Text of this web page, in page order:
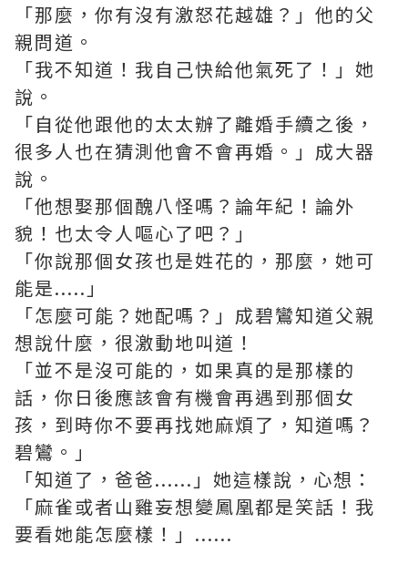
「那麼，你有沒有激怒花越雄？」他的父
親問道。
「我不知道！我自己快給他氣死了！」她
說。
「自從他跟他的太太辦了離婚手續之後，
很多人也在猜測他會不會再婚。」成大器
說。
「他想娶那個醜八怪嗎？論年紀！論外
貌！也太令人嘔心了吧？」
「你說那個女孩也是姓花的，那麼，她可
能是.....」
「怎麼可能？她配嗎？」成碧鸞知道父親
想說什麼，很激動地叫道！
「並不是沒可能的，如果真的是那樣的
話，你日後應該會有機會再遇到那個女
孩，到時你不要再找她麻煩了，知道嗎？
碧鸞。」
「知道了，爸爸......」她這樣說，心想：
「麻雀或者山雞妄想變鳳凰都是笑話！我
要看她能怎麼樣！」......